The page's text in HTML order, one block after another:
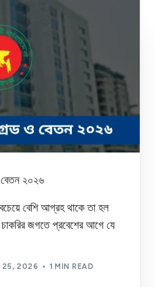
বেতন ২০২৬
বেশি আগ্রহ থাকে তা হল
চাকরির জগতে প্রবেশের আগে যে
25, 2026 1 MIN READ